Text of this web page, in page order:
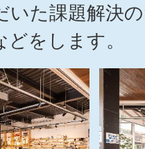
いた課題解決
をします。